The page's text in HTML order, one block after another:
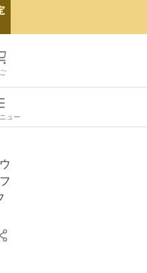
ュー